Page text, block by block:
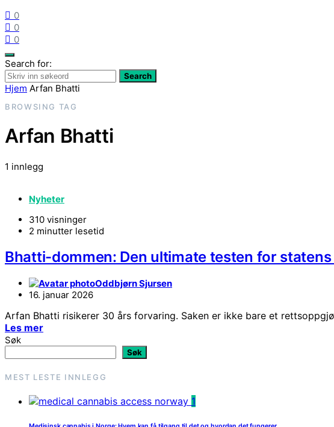
0
0
0
Search for:
Search
Hjem Arfan Bhatti
BROWSING TAG
Arfan Bhatti
1 innlegg
Nyheter
310 visninger
2 minutter lesetid
Bhatti-dommen: Den ultimate testen for
Oddbjørn Sjursen
16. januar 2026
Arfan Bhatti risikerer 30 års forvaring. Saken er ikke bare et
Les mer
Søk
Søk
MEST LESTE INNLEGG
1